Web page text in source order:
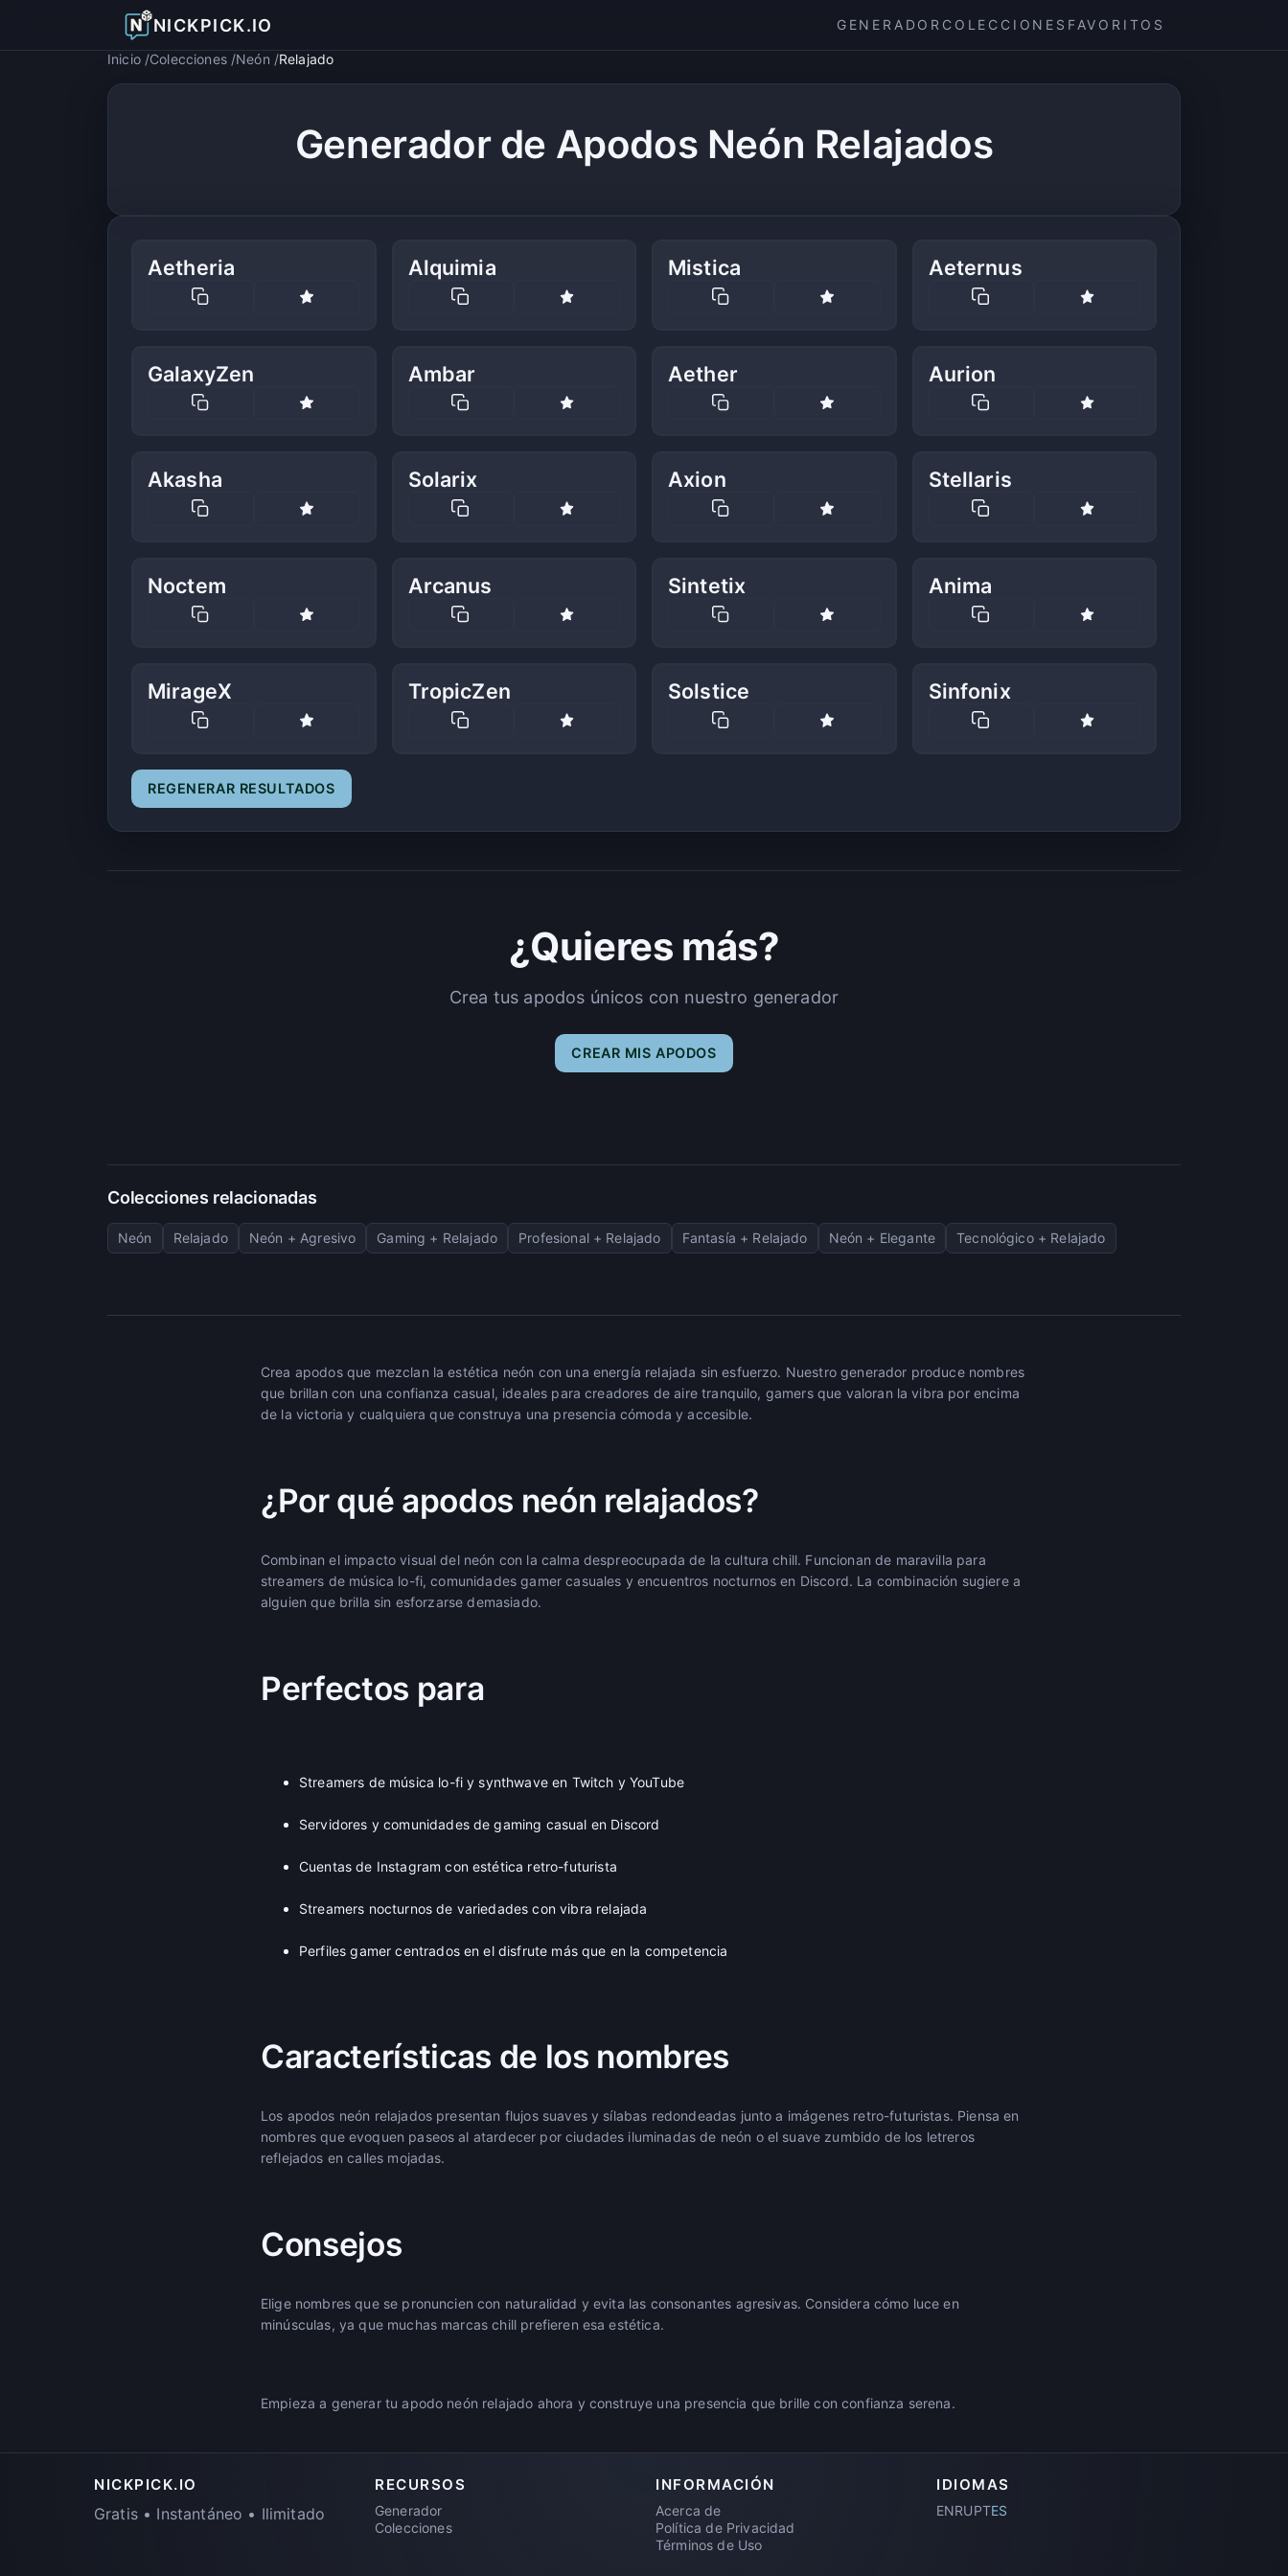
NICKPICK.IO GENERADOR COLECCIONES FAVORITOS
Inicio Colecciones Neón Relajado
Generador de Apodos Neón Relajados
Aetheria Alquimia Mistica Aeternus
GalaxyZen Ambar Aether Aurion
Akasha Solarix Axion Stellaris
Noctem Arcanus Sintetix Anima
MirageX TropicZen Solstice Sinfonix
REGENERAR RESULTADOS
¿Quieres más?
Crea tus apodos únicos con nuestro generador
CREAR MIS APODOS
Colecciones relacionadas
Neón Relajado Neón + Agresivo Gaming + Relajado Profesional + Relajado Fantasía + Relajado Neón + Elegante Tecnológico + Relajado
Crea apodos que mezclan la estética neón con una energía relajada sin esfuerzo. Nuestro generador produce nombres
que brillan con una confianza casual, ideales para creadores de aire tranquilo, gamers que valoran la vibra por encima
de la victoria y cualquiera que construya una presencia cómoda y accesible.
¿Por qué apodos neón relajados?
Combinan el impacto visual del neón con la calma despreocupada de la cultura chill. Funcionan de maravilla para
streamers de música lo-fi, comunidades gamer casuales y encuentros nocturnos en Discord. La combinación sugiere a
alguien que brilla sin esforzarse demasiado.
Perfectos para
Streamers de música lo-fi y synthwave en Twitch y YouTube
Servidores y comunidades de gaming casual en Discord
Cuentas de Instagram con estética retro-futurista
Streamers nocturnos de variedades con vibra relajada
Perfiles gamer centrados en el disfrute más que en la competencia
Características de los nombres
Los apodos neón relajados presentan flujos suaves y sílabas redondeadas junto a imágenes retro-futuristas. Piensa en
nombres que evoquen paseos al atardecer por ciudades iluminadas de neón o el suave zumbido de los letreros
reflejados en calles mojadas.
Consejos
Elige nombres que se pronuncien con naturalidad y evita las consonantes agresivas. Considera cómo luce en
minúsculas, ya que muchas marcas chill prefieren esa estética.
Empieza a generar tu apodo neón relajado ahora y construye una presencia que brille con confianza serena.
NICKPICK.IO
Gratis • Instantáneo • Ilimitado
RECURSOS
Generador
Colecciones
INFORMACIÓN
Acerca de
Política de Privacidad
Términos de Uso
IDIOMAS
ENRUPTES